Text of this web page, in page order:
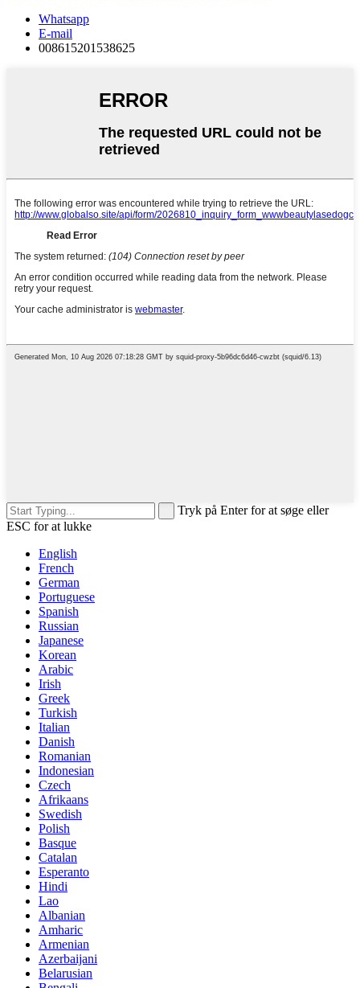
Whatsapp
E-mail
008615201538625
Tryk på Enter for at søge eller
ESC for at lukke
English
French
German
Portuguese
Spanish
Russian
Japanese
Korean
Arabic
Irish
Greek
Turkish
Italian
Danish
Romanian
Indonesian
Czech
Afrikaans
Swedish
Polish
Basque
Catalan
Esperanto
Hindi
Lao
Albanian
Amharic
Armenian
Azerbaijani
Belarusian